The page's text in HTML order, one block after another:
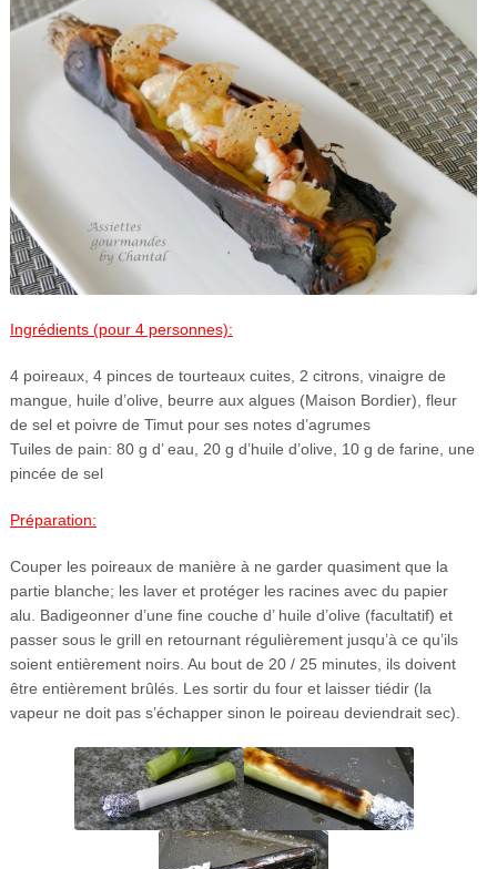
Ingrédients (pour 4 personnes):
4 poireaux, 4 pinces de tourteaux cuites, 2 citrons, vinaigre de
mangue, huile d’olive, beurre aux algues (Maison Bordier), fleur
de sel et poivre de Timut pour ses notes d’agrumes
Tuiles de pain: 80 g d’ eau, 20 g d’huile d’olive, 10 g de farine, une
pincée de sel
Préparation:
Couper les poireaux de manière à ne garder quasiment que la
partie blanche; les laver et protéger les racines avec du papier
alu. Badigeonner d’une fine couche d’ huile d’olive (facultatif) et
passer sous le grill en retournant régulièrement jusqu’à ce qu’ils
soient entièrement noirs. Au bout de 20 / 25 minutes, ils doivent
être entièrement brûlés. Les sortir du four et laisser tiédir (la
vapeur ne doit pas s’échapper sinon le poireau deviendrait sec).